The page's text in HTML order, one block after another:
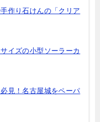
作り石けんの「クリア
イズの小型ソーラーカ
見！名古屋城をペーパ